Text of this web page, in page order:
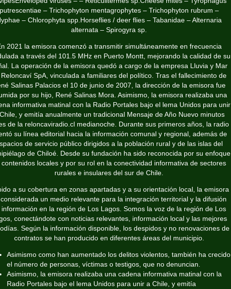
putrescentiae – Trichophyton mentagrophytes – Trichophyton rubrum –
– Chlorophyta spp.Horseflies / deer flies – Tabanidae – Alternaria
alternata – Spirogyra sp.
2021 la emisora comenzó a transmitir simultáneamente en frecuencia
a través del 101.5 MHz en Puerto Montt, mejorando la calidad de su
La operación de la emisora quedó a cargo de la empresa Lluvia y Mar
SpA, vinculada a familiares del político. Tras el fallecimiento de
Salinas Palacios el 10 de junio de 2007, la dirección de la emisora fue
por su hijo, René Salinas Mora. Asimismo, la emisora realizaba una
informativa matinal con la Radio Portales bajo el lema Unidos para unir
y emitía anualmente un tradicional Mensaje de Año Nuevo minutos
de la reloncaviradio.cl medianoche. Durante sus primeros años, la radio
su línea editorial hacia la información comunal y regional, además de
de servicio público dirigidos a la población rural y de las islas del
de Chiloé. Desde su fundación ha sido reconocida por su enfoque
contenidos locales y por su rol en la conectividad informativa de sectores
rurales e insulares del sur de Chile.
a su cobertura en zonas apartadas y a su orientación local, la emisora
un medio relevante para la integración territorial y la difusión
información en la región de Los Lagos. Somos la voz de la región de Los
conectándote con noticias relevantes, información local y las mejores
Según la información disponible, los despidos y no renovaciones de
contratos se han producido en diferentes áreas del municipio.
Asimismo como han aumentado los delitos violentos, también ha crecido
el número de personas, víctimas o testigos, que no denuncian.
Asimismo, la emisora realizaba una cadena informativa matinal con la
Radio Portales bajo el lema Unidos para unir a Chile, y emitía